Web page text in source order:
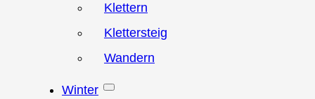
Klettern
Klettersteig
Wandern
Winter